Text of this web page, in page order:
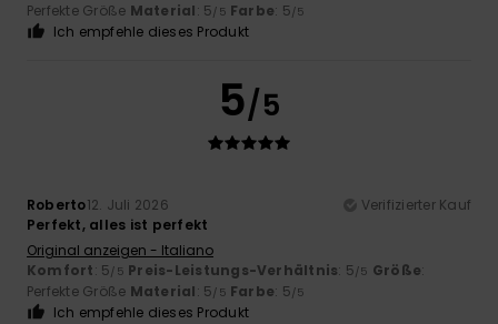
Perfekte Größe Material: 5/5 Farbe: 5/5
Ich empfehle dieses Produkt
5/5
Roberto12. Juli 2026
Verifizierter Kauf
Perfekt, alles ist perfekt
Original anzeigen - Italiano
Komfort: 5/5 Preis-Leistungs-Verhältnis: 5/5 Größe:
Perfekte Größe Material: 5/5 Farbe: 5/5
Ich empfehle dieses Produkt